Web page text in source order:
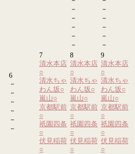
－
－
－
－
－
－
－
－
－
－
6
－
－
－
－
－
－
7
清水本店
○
清水ちゃ
わん坂○
嵐山○
京都駅前
○
祇園四条
○
伏見稲荷
○
8
清水本店
○
清水ちゃ
わん坂○
嵐山○
京都駅前
○
祇園四条
○
伏見稲荷
○
9
清水本店
○
清水ちゃ
わん坂○
嵐山○
京都駅前
○
祇園四条
○
伏見稲荷
○